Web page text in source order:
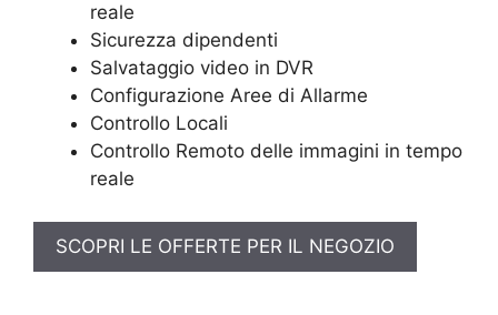
reale
Sicurezza dipendenti
Salvataggio video in DVR
Configurazione Aree di Allarme
Controllo Locali
Controllo Remoto delle immagini in tempo
reale
SCOPRI LE OFFERTE PER IL NEGOZIO